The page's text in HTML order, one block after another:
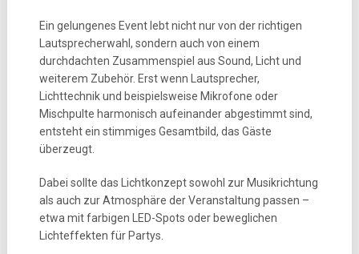
Ein gelungenes Event lebt nicht nur von der richtigen
Lautsprecherwahl, sondern auch von einem
durchdachten Zusammenspiel aus Sound, Licht und
weiterem Zubehör. Erst wenn Lautsprecher,
Lichttechnik und beispielsweise Mikrofone oder
Mischpulte harmonisch aufeinander abgestimmt sind,
entsteht ein stimmiges Gesamtbild, das Gäste
überzeugt.
Dabei sollte das Lichtkonzept sowohl zur Musikrichtung
als auch zur Atmosphäre der Veranstaltung passen –
etwa mit farbigen LED-Spots oder beweglichen
Lichteffekten für Partys.